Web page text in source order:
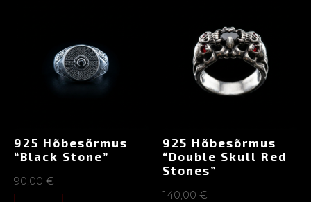
925 Hõbesõrmus
“Black Stone”
90,00 €
925 Hõbesõrmus
“Double Skull Red
Stones”
140,00 €